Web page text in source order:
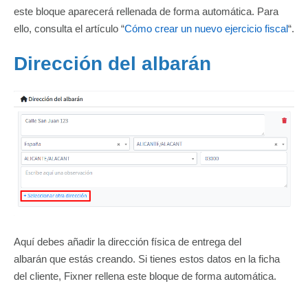
este bloque aparecerá rellenada de forma automática. Para
ello, consulta el artículo “Cómo crear un nuevo ejercicio fiscal“.
Dirección del albarán
Aquí debes añadir la dirección física de entrega del
albarán que estás creando. Si tienes estos datos en la ficha
del cliente, Fixner rellena este bloque de forma automática.